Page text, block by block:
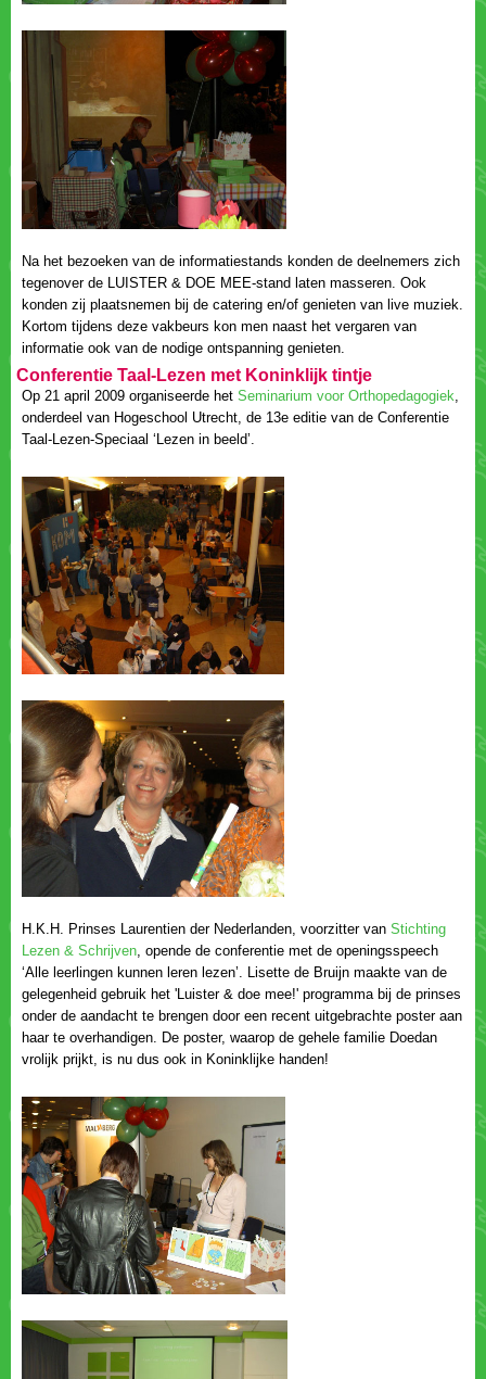
Na het bezoeken van de informatiestands konden de deelnemers zich
tegenover de LUISTER & DOE MEE-stand laten masseren. Ook
konden zij plaatsnemen bij de catering en/of genieten van live muziek.
Kortom tijdens deze vakbeurs kon men naast het vergaren van
Op 21 april 2009 organiseerde het
,
onderdeel van Hogeschool Utrecht, de 13e editie van de Conferentie
H.K.H. Prinses Laurentien der Nederlanden, voorzitter van Stichting
, opende de conferentie met de openingsspeech
‘Alle leerlingen kunnen leren lezen’. Lisette de Bruijn maakte van de
gelegenheid gebruik het 'Luister & doe mee!' programma bij de prinses
onder de aandacht te brengen door een recent uitgebrachte poster aan
haar te overhandigen. De poster, waarop de gehele familie Doedan
vrolijk prijkt, is nu dus ook in Koninklijke handen!